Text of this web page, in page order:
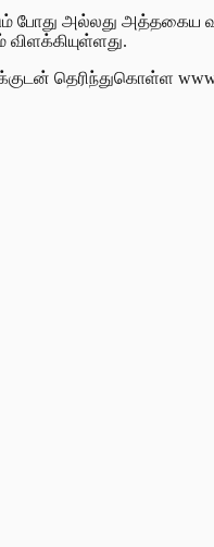
போது அல்லது அத்தகைய
தெரிந்துகொள்ள